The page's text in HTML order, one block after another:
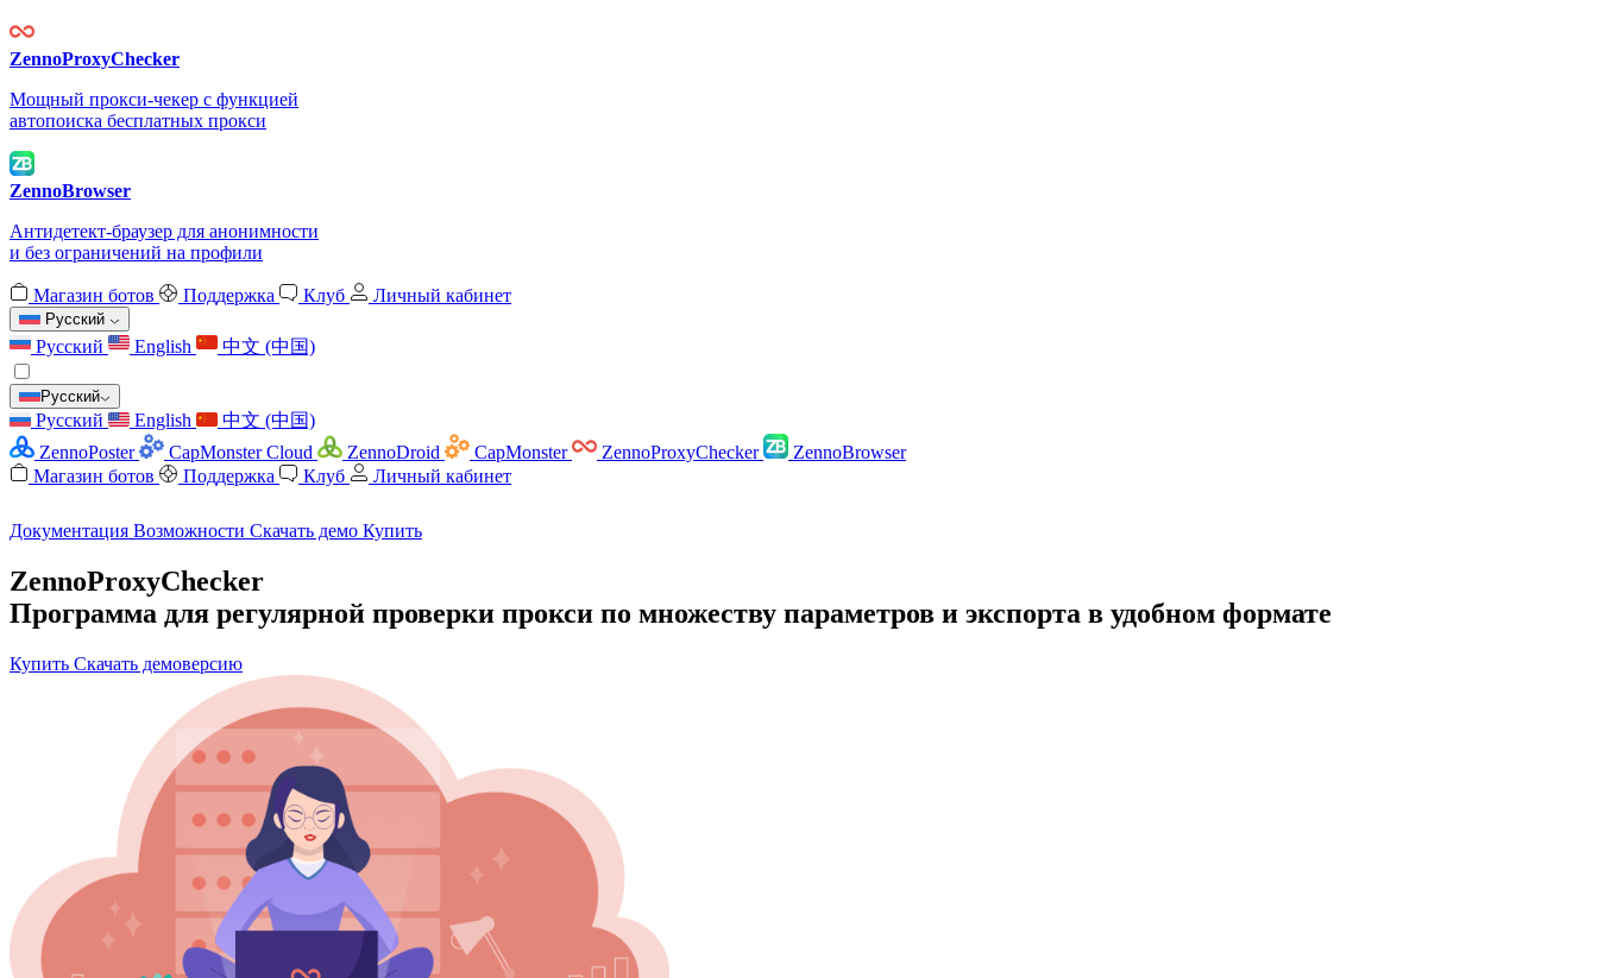
ZennoProxyChecker
Мощный прокси-чекер с функцией
автопоиска бесплатных прокси
ZennoBrowser
Антидетект-браузер для анонимности
и без ограничений на профили
Магазин ботов Поддержка Клуб Личный кабинет
Русский
Русский English 中文 (中国)
Русский
Русский English
中文 (中国)
ZennoPoster
CapMonster Cloud ZennoDroid CapMonster ZennoProxyChecker
ZennoBrowser
Магазин ботов
Поддержка Клуб Личный кабинет
Документация Возможности Скачать демо Купить
ZennoProxyChecker
Программа для регулярной проверки прокси по множеству параметров и экспорта в удобном формате
Купить Скачать демоверсию